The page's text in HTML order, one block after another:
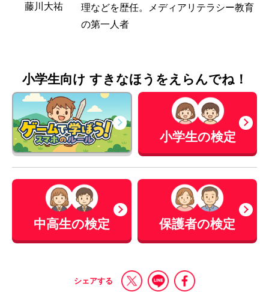
藤川大祐
理などを歴任。メディアリテラシー教育
の第一人者
小学生向け すきなほうをえらんでね！
小学生の検定
中高生の検定 保護者の検定
シェアする